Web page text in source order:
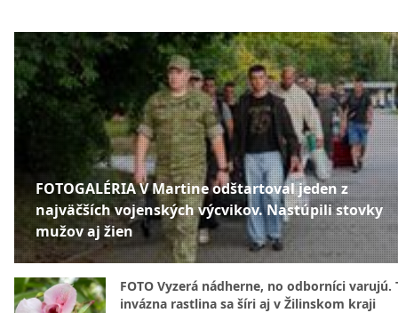
FOTOGALÉRIA V Martine odštartoval jeden z
najväčších vojenských výcvikov. Nastúpili stovky
mužov aj žien
FOTO Vyzerá nádherne, no odborníci varujú.
invázna rastlina sa šíri aj v Žilinskom kraji